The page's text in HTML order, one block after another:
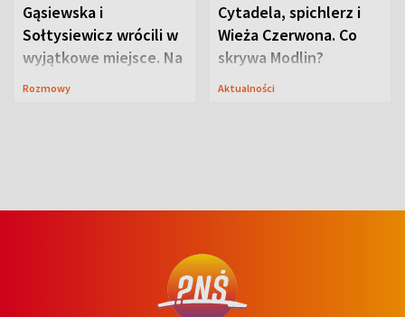
Gąsiewska i
Sołtysiewicz wrócili w
wyjątkowe miejsce. Na
szlaku czekał
Rozmowy
Cytadela, spichlerz i
Wieża Czerwona. Co
skrywa Modlin?
Aktualności